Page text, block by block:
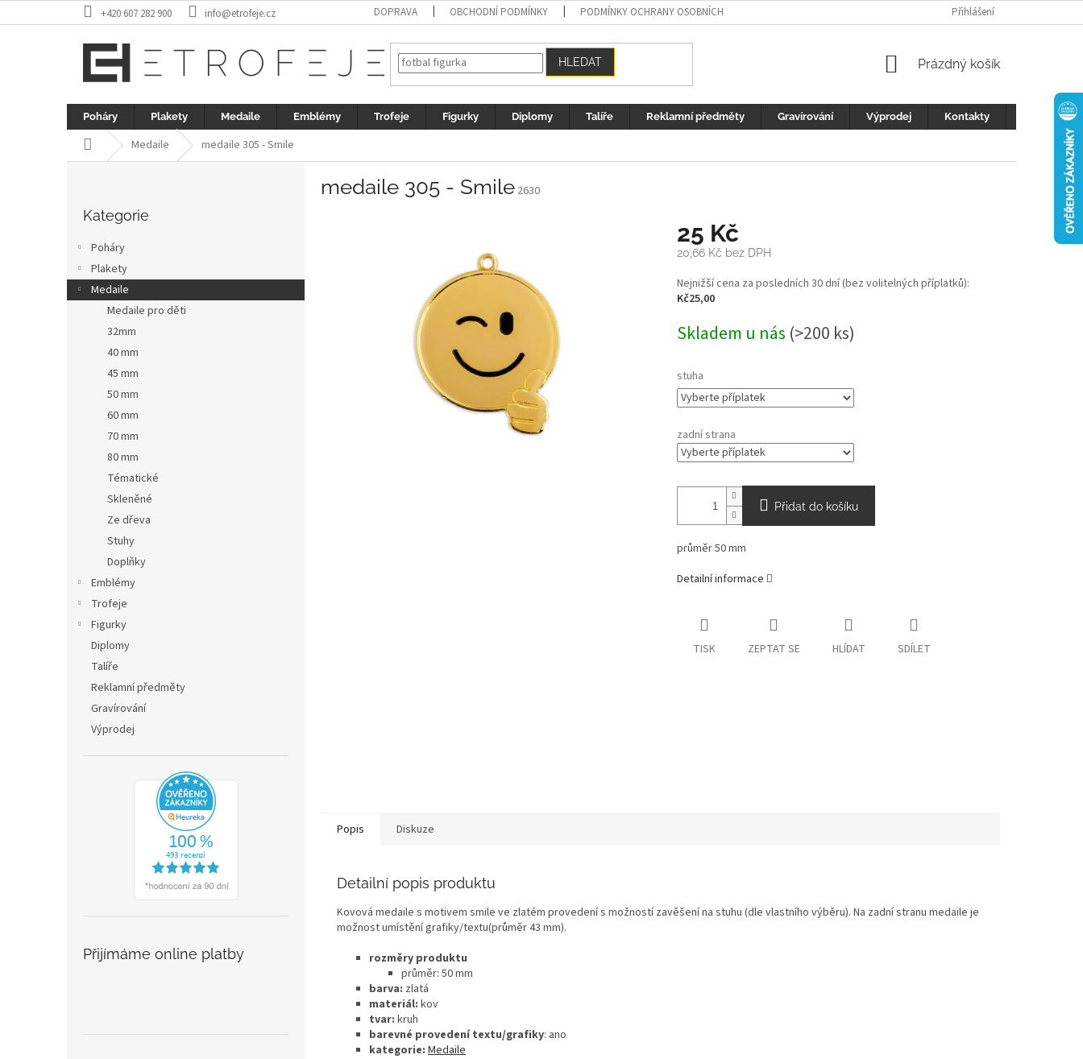
na
+420 607 282 900 info@etrofeje.cz DOPRAVA OBCHODNÍ PODMÍNKY PODMÍNKY OCHRANY OSOBNÍCH ÚDAJŮ REKLAMACE
Přihlášení
HLEDAT
NÁKUPNÍ
Prázdný košík
Poháry Plakety Medaile Emblémy Trofeje Figurky Diplomy Talíře Reklamní předměty Gravírování Výprodej Kontakty
Domů Medaile medaile 305 - Smile
n
kategorie
Kategorie
Poháry
Plakety
Medaile
Medaile pro děti
32mm
40 mm
45 mm
50 mm
60 mm
70 mm
80 mm
Tématické
Skleněné
Ze dřeva
Stuhy
Doplňky
Emblémy
Trofeje
Figurky
Diplomy
Talíře
Reklamní předměty
Gravírování
Výprodej
Přijímáme online platby
medaile 305 - Smile 2630
25 Kč
20,66 Kč bez DPH
Měrná
cena:
Nejnižší cena za posledních 30 dní (bez volitelných příplatků):
Kč25,00
Skladem u nás (>200 ks)
stuha
zadní strana
Přidat do košíku
průměr 50 mm
Detailní informace
TISK ZEPTAT SE HLÍDAT SDÍLET
Popis Diskuze
Detailní popis produktu
Kovová medaile s motivem smile ve zlatém provedení s možností zavěšení na stuhu (dle vlastního výběru). Na zadní stranu medaile je
možnost umístění grafiky/textu(průměr 43 mm).
rozměry produktu
průměr: 50 mm
barva: zlatá
materiál: kov
tvar: kruh
barevné provedení textu/grafiky: ano
kategorie: Medaile